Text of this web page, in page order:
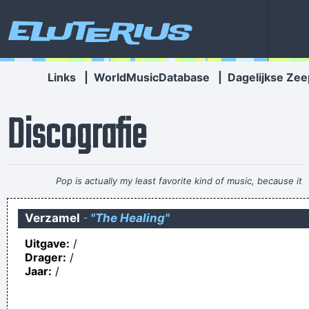
Eluterius
Links WorldMusicDatabase Dagelijkse
Discografie
Pop is actually my least favorite kind of music, because it
lacks real depth.~ Christina Aguilera
Heej Albrecht wij lachen met Anderlecht! Heej ja heej ja
Netflix-ondertiteling bij 'Squid Game' zorgt voor opschudding:
Verzamel - "The Healing"
Uitgave: /
Drager: /
Jaar: /